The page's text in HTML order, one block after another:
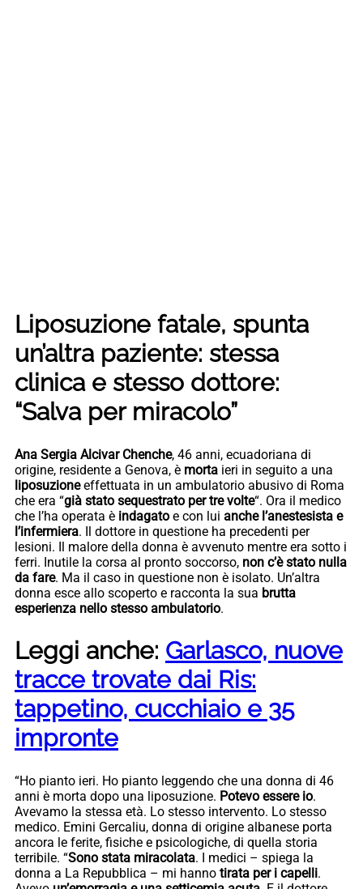
Liposuzione fatale, spunta
un’altra paziente: stessa
clinica e stesso dottore:
“Salva per miracolo”
Ana Sergia Alcivar Chenche, 46 anni, ecuadoriana di
origine, residente a Genova, è morta ieri in seguito a una
liposuzioneeffettuata in un ambulatorio abusivo di Roma
che era “già stato sequestrato per tre volte“. Ora il medico
che l’ha operata è indagato e con lui anche l’anestesista e
l’infermiera. Il dottore in questione ha precedenti per
lesioni. Il malore della donna è avvenuto mentre era sotto i
ferri. Inutile la corsa al pronto soccorso, non c’è stato nulla
da fare. Ma il caso in questione non è isolato. Un’altra
donna esce allo scoperto e racconta la sua brutta
esperienza nello stesso ambulatorio.
Leggi anche: Garlasco, nuove
tracce trovate dai Ris:
tappetino, cucchiaio e 35
impronte
“Ho pianto ieri. Ho pianto leggendo che una donna di 46
anni è morta dopo una liposuzione. Potevo essere io.
Avevamo la stessa età. Lo stesso intervento. Lo stesso
medico. Emini Gercaliu, donna di origine albanese porta
ancora le ferite, fisiche e psicologiche, di quella storia
terribile. “Sono stata miracolata. I medici – spiega la
donna a La Repubblica – mi hanno tirata per i capelli.